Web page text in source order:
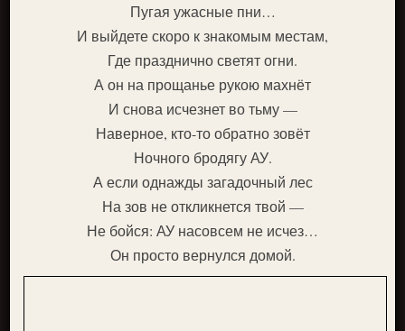
Пугая ужасные пни…
И выйдете скоро к знакомым местам,
Где празднично светят огни.
А он на прощанье рукою махнёт
И снова исчезнет во тьму —
Наверное, кто-то обратно зовёт
Ночного бродягу АУ.
А если однажды загадочный лес
На зов не откликнется твой —
Не бойся: АУ насовсем не исчез…
Он просто вернулся домой.